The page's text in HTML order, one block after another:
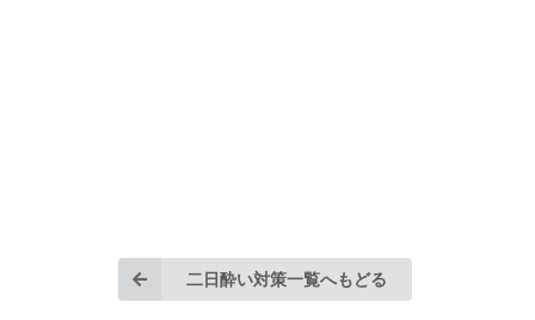
二日酔い対策一覧へもどる